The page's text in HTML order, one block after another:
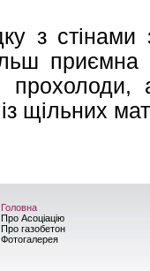
з стінами
щільних
Головна
Про Асоціацію
Про газобетон
Фотогалерея